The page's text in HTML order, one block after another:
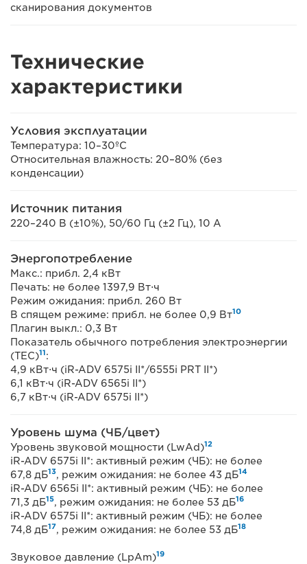
сканирования документов
Технические
характеристики
Условия эксплуатации
Температура: 10–30ºC
Относительная влажность: 20–80% (без
конденсации)
Источник питания
220–240 В (±10%), 50/60 Гц (±2 Гц), 10 А
Энергопотребление
Макс.: прибл. 2,4 кВт
Печать: не более 1397,9 Вт⋅ч
Режим ожидания: прибл. 260 Вт
В спящем режиме: прибл. не более 0,9 Вт10
Плагин выкл.: 0,3 Вт
Показатель обычного потребления электроэнергии
(TEC)11:
4,9 кВт⋅ч (iR-ADV 6575i II*/6555i PRT II*)
6,1 кВт⋅ч (iR-ADV 6565i II*)
6,7 кВт⋅ч (iR-ADV 6575i II*)
Уровень шума (ЧБ/цвет)
Уровень звуковой мощности (LwAd)12
iR-ADV 6575i II*: активный режим (ЧБ): не более
67,8 дБ13, режим ожидания: не более 43 дБ14
iR-ADV 6565i II*: активный режим (ЧБ): не более
71,3 дБ15, режим ожидания: не более 53 дБ16
iR-ADV 6575i II*: активный режим (ЧБ): не более
74,8 дБ17, режим ожидания: не более 53 дБ18
Звуковое давление (LpAm)19